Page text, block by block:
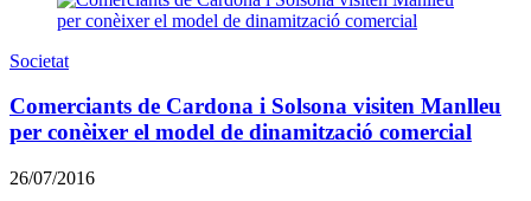
Societat
Comerciants de Cardona i Solsona visiten Manlleu
per conèixer el model de dinamització comercial
26/07/2016